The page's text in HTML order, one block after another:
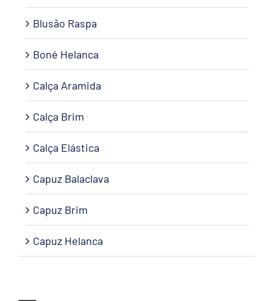
Blusão Raspa
Boné Helanca
Calça Aramida
Calça Brim
Calça Elástica
Capuz Balaclava
Capuz Brim
Capuz Helanca